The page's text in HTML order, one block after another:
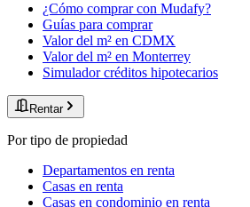
¿Cómo comprar con Mudafy?
Guías para comprar
Valor del m² en CDMX
Valor del m² en Monterrey
Simulador créditos hipotecarios
Rentar
Por tipo de propiedad
Departamentos en renta
Casas en renta
Casas en condominio en renta